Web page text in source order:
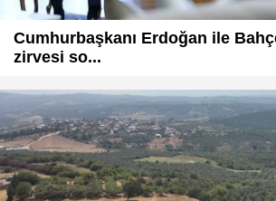
Cumhurbaşkanı Erdoğan ile
zirvesi so...